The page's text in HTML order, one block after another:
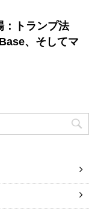
：トランプ法
、そしてマ